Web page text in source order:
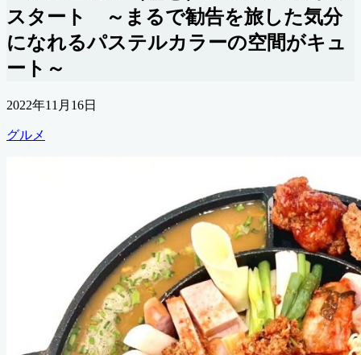
スタート ～まるで勧告を旅した気分
になれるパステルカラーの空間がキュ
ート～
公
日
2022年11月16日
カ
グルメ